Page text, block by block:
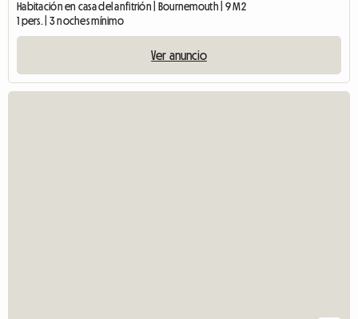
Habitación en casa del anfitrión | Bournemouth | 9 M2
1 pers. | 3 noches mínimo
Ver anuncio